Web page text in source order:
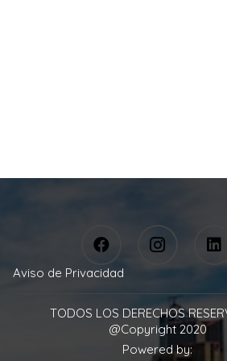
Aviso de Privacidad
TODOS LOS DERECHOS
@Copyright 2020
Powered by: